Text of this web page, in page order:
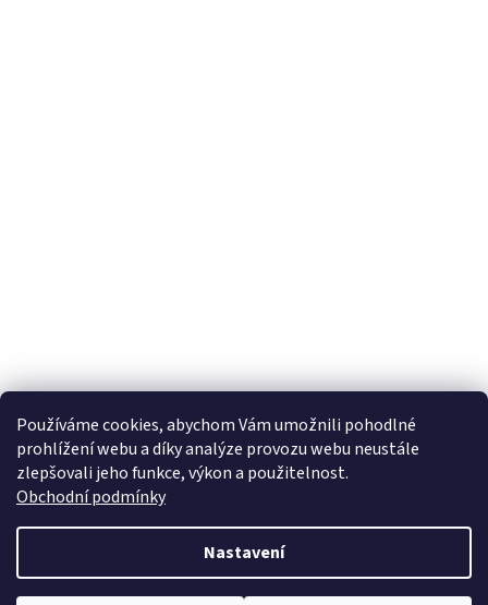
Používáme cookies, abychom Vám umožnili pohodlné
prohlížení webu a díky analýze provozu webu neustále
zlepšovali jeho funkce, výkon a použitelnost.
Obchodní podmínky
Nastavení